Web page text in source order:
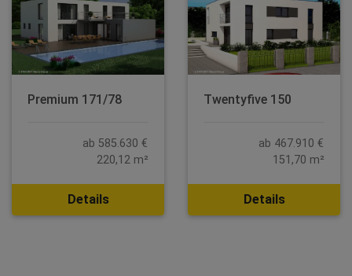
Premium 171/78
ab 585.630 €
220,12 m²
Details
Twentyfive 150
ab 467.910 €
151,70 m²
Details